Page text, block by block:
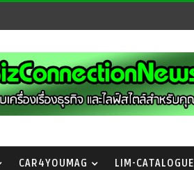
CAR4YOUMAG LIM-CATALOGUE